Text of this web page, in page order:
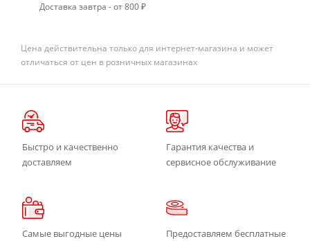
Доставка завтра - от 800 ₽
Цена действительна только для интернет-магазина и может
отличаться от цен в розничных магазинах
Быстро и качественно
доставляем
Гарантия качества и
сервисное обслуживание
Самые выгодные цены
Предоставляем бесплатные